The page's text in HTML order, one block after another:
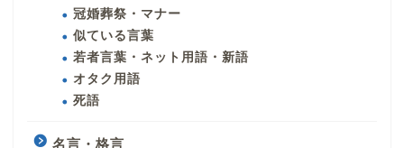
冠婚葬祭・マナー
似ている言葉
若者言葉・ネット用語・新語
オタク用語
死語
名言・格言